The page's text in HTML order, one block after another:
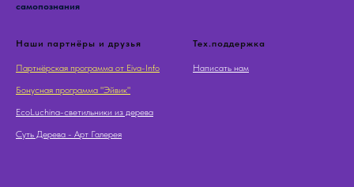
самопознания
Наши партнёры и друзья
Партнёрская программа от Eiva-Info
Бонусная программа "Эйвик"
EcoLuchina-светильники из дерева
Суть Дерева - Арт Галерея
Тех.поддержка
Написать нам